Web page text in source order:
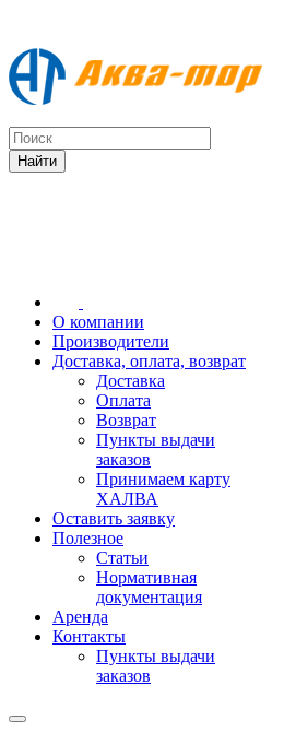
О компании
Производители
Доставка, оплата, возврат
Доставка
Оплата
Возврат
Пункты выдачи
заказов
Принимаем карту
ХАЛВА
Оставить заявку
Полезное
Статьи
Нормативная
документация
Аренда
Контакты
Пункты выдачи
заказов